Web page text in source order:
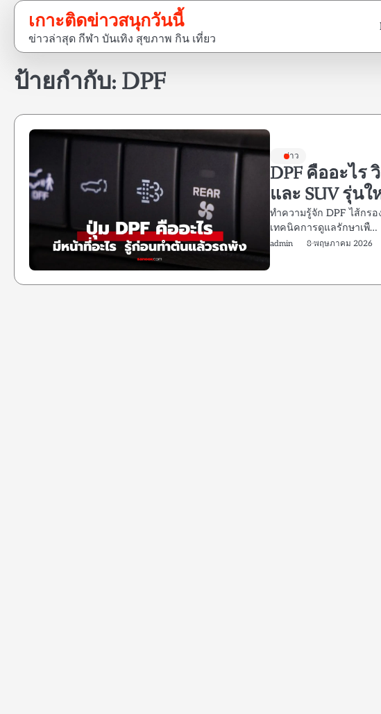
Skip
content
เกาะติดข่าวสนุกวันนี้
ข่าวล่าสุด กีฬา บันเทิง สุขภาพ กิน เที่ยว
ป้ายกำกับ: DPF
ข่าว
DPF คืออะไร
และ SUV รุ่นใ
ทำความรู้จัก DPF ไส้กร
เทคนิคการดูแลรักษาเพื…
admin 8 พฤษภาคม 2026